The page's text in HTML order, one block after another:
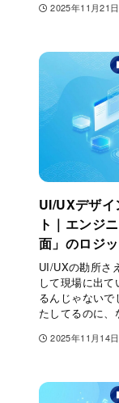
2025年11月21日
UI/UXデザ
ト｜エンジ
面」のロジ
UI/UXの勘所さ
して現場に出
るんじゃない
たしてるのに
2025年11月14日